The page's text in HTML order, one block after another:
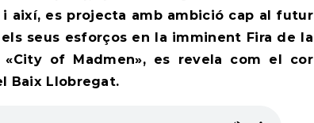
així, es projecta amb ambició cap al futur
seus esforços en la imminent Fira de la
«City of Madmen», es revela com el cor
Baix Llobregat.